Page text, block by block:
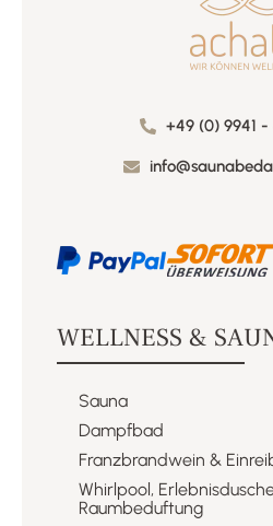
+49 (0) 9941
WELLNESS &
Sauna
Dampfbad
Franzbrandwein &
Whirlpool,
Raumbeduftung​